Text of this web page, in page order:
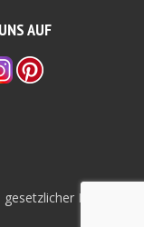
AUF
MwSt.